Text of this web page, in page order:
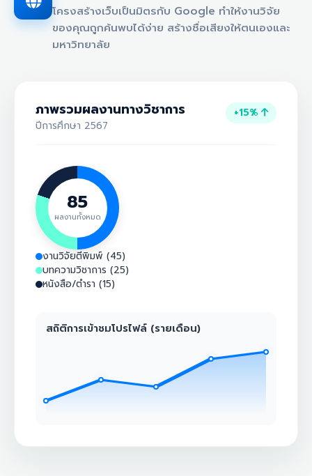
โครงสร้างเว็บเป็นมิตรกับ Google ทำให้งานวิจัย
ของคุณถูกค้นพบได้ง่าย สร้างชื่อเสียงให้ตนเองและ
มหาวิทยาลัย
ภาพรวมผลงานทางวิชาการ
ปีการศึกษา 2567
+15%
85
ผลงานทั้งหมด
งานวิจัยตีพิมพ์ (45)
บทความวิชาการ (25)
หนังสือ/ตำรา (15)
สถิติการเข้าชมโปรไฟล์ (รายเดือน)